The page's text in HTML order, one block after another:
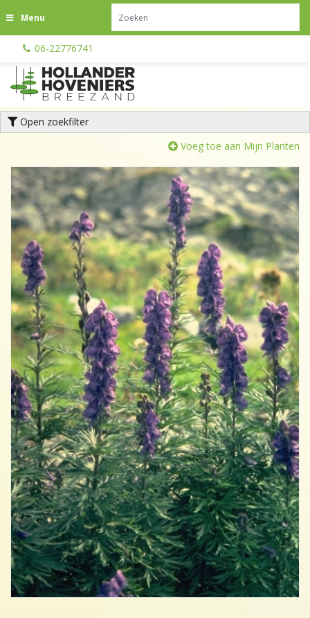
n
o
t
Menu
06-22776741
Open zoekfilter
Voeg toe aan Mijn Planten